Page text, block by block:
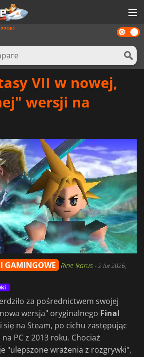
Dark
mode
VII w nowej,
wersji na
GAMINGOWE Rine Ikarus -2 lut 2026,
za pośrednictwem swojej
wersja" oryginalnego Final
się na Steam, po cichu zastępując
PC z 2013 roku. Chociaż
"ulepszone wrażenia z rozgrywki",